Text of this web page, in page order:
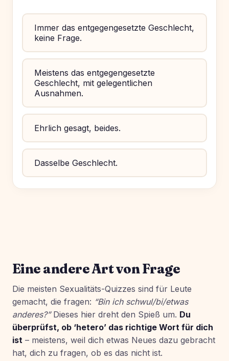
Immer das entgegengesetzte Geschlecht,
keine Frage.
Meistens das entgegengesetzte
Geschlecht, mit gelegentlichen
Ausnahmen.
Ehrlich gesagt, beides.
Dasselbe Geschlecht.
Eine andere Art von Frage
Die meisten Sexualitäts-Quizzes sind für Leute
gemacht, die fragen: “Bin ich schwul/bi/etwas
anderes?”Dieses hier dreht den Spieß um. Du
überprüfst, ob ‘hetero’ das richtige Wort für dich
ist – meistens, weil dich etwas Neues dazu gebracht
hat, dich zu fragen, ob es das nicht ist.